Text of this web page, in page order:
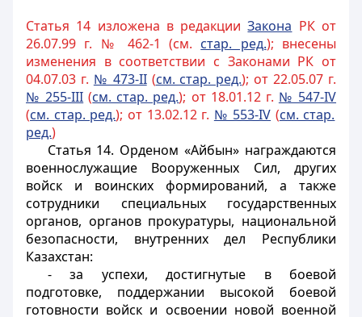
Статья 14 изложена в редакцииЗакона РК от
26.07.99 г. № 462-1 (см. стар. ред.); внесены
изменения в соответствии с Законами РК от
04.07.03 г. № 473-II(см. стар. ред.); от 22.05.07 г.
№ 255-III (см. стар. ред.); от 18.01.12 г. № 547-IV
(см. стар. ред.); от 13.02.12 г. № 553-IV (см. стар.
ред.)
Статья 14. Орденом «Айбын» награждаются
военнослужащие Вооруженных Сил, других
войск и воинских формирований, а также
сотрудники специальных государственных
органов, органов прокуратуры, национальной
безопасности, внутренних дел Республики
Казахстан:
- за успехи, достигнутые в боевой
подготовке, поддержании высокой боевой
готовности войск и освоении новой военной